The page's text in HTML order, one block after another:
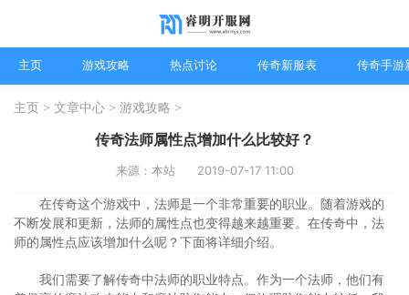
主页 游戏攻略 热点讨论 传奇新服表 传奇手游
主页 > 文章中心 > 游戏攻略 >
传奇法师属性点增加什么比较好？
来源：本站 2019-07-17 11:00
在传奇这个游戏中，法师是一个非常重要的职业。随着游戏的
不断发展和更新，法师的属性点也变得越来越重要。在传奇中，法
师的属性点应该增加什么呢？下面将详细介绍。
我们需要了解传奇中法师的职业特点。作为一个法师，他们有